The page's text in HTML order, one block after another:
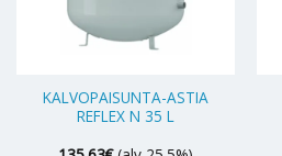
KALVOPAISUNTA-ASTIA
REFLEX N 35 L